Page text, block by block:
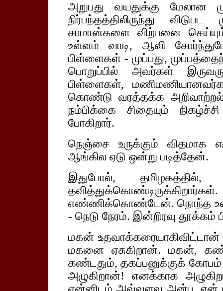
அறுபது வயதுக்கு மேலான
நிர்பந்தத்திலிருந்து
சாமான்களை விற்பனை
உள்ளம் வாடி, ஆவி
பிள்ளைகள் - முப்பது,
பொறுப்பில் அவர்கள்
பிள்ளைகள்,
கொண்டு வரத்தக்க அறிவாற்றல்
நம்பிக்கை சிதையும்
போகிறார்.
நெஞ்சை உருக்கும் விதமாக
ஆங்கில ஏடு ஒன்று படித்தேன்.
இதுபோல், தமிழகத்தில்,
எண்ணிக்கொண்டேன். நொந்த
- நெடு நேரம். இன்றிரவு தூக்கம்
மகன்
மகனை ஏசுகிறான். மகன்,
கண்டதும், தகப்பனுக்குக்
அழுகிறான்! எனக்காக